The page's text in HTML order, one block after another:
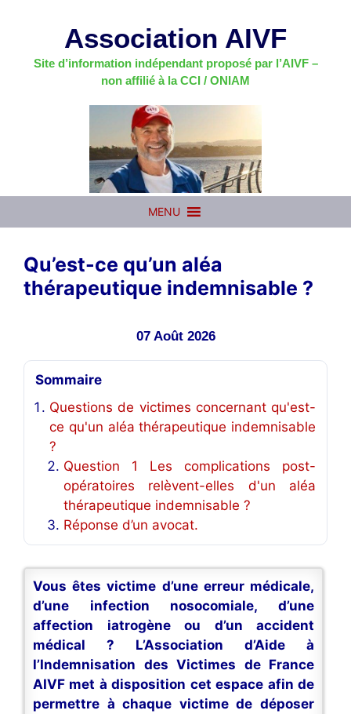
Association AIVF
Site d’information indépendant proposé par l’AIVF –
non affilié à la CCI / ONIAM
MENU
Qu’est-ce qu’un aléa
thérapeutique indemnisable ?
07 Août 2026
Sommaire
Questions de victimes concernant qu'est-
ce qu'un aléa thérapeutique indemnisable
?
Question 1 Les complications post-
opératoires relèvent-elles d'un aléa
thérapeutique indemnisable ?
Réponse d’un avocat.
Vous êtes victime d’une erreur médicale,
d’une infection nosocomiale, d’une
affection iatrogène ou d’un accident
médical ? L’Association d’Aide à
l’Indemnisation des Victimes de France
AIVF met à disposition cet espace afin de
permettre à chaque victime de déposer